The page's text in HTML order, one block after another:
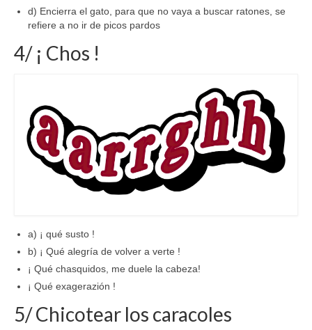
d) Encierra el gato, para que no vaya a buscar ratones, se
refiere a no ir de picos pardos
4/ ¡ Chos !
a) ¡ qué susto !
b) ¡ Qué alegría de volver a verte !
¡ Qué chasquidos, me duele la cabeza!
¡ Qué exagerazión !
5/ Chicotear los caracoles